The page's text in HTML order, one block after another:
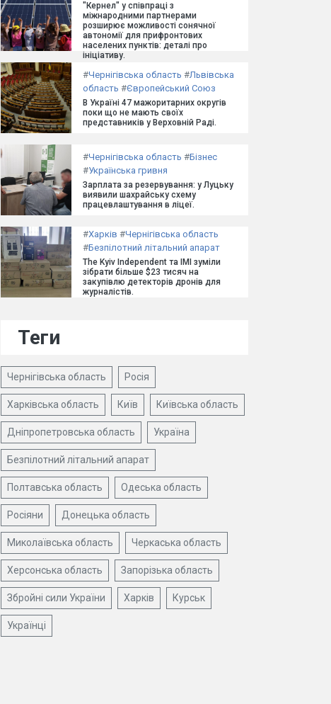
"Кернел" у співпраці з
міжнародними партнерами
розширює можливості сонячної
автономії для прифронтових
населених пунктів: деталі про
ініціативу.
#Чернігівська область #Львівська
область #Європейський Союз
В Україні 47 мажоритарних округів
поки що не мають своїх
представників у Верховній Раді.
#Чернігівська область #Бізнес
#Українська гривня
Зарплата за резервування: у Луцьку
виявили шахрайську схему
працевлаштування в ліцеї.
#Харків #Чернігівська область
#Безпілотний літальний апарат
The Kyiv Independent та ІМІ зуміли
зібрати більше $23 тисяч на
закупівлю детекторів дронів для
журналістів.
Теги
Чернігівська область Росія
Харківська область Київ Київська область
Дніпропетровська область Україна
Безпілотний літальний апарат
Полтавська область Одеська область
Росіяни Донецька область
Миколаївська область Черкаська область
Херсонська область Запорізька область
Збройні сили України Харків Курськ
Українці